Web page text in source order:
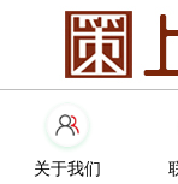
关于我们